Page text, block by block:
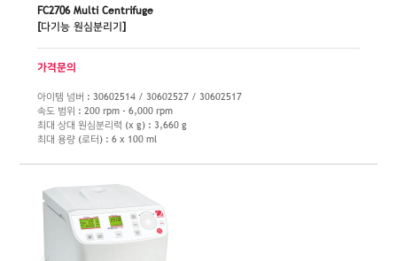
FC2706 Multi Centrifuge
[다기능 원심분리기]
가격문의
아이템 넘버 : 30602514 / 30602527 / 30602517
속도 범위 : 200 rpm - 6,000 rpm
최대 상대 원심분리력 (x g) : 3,660 g
최대 용량 (로터) : 6 x 100 ml